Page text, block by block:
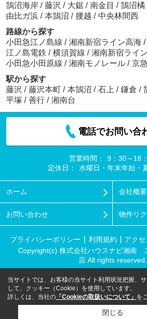
鵠沼海岸 / 藤沢 / 大鋸 / 南金目 / 鵠沼橘
由比ガ浜 / 本鵠沼 / 腰越 / 中央林間西
路線から探す
小田急江ノ島線 / 湘南新宿ライン高海 /
江ノ島電鉄 / 横須賀線 / 湘南新宿ライ
小田急小田原線 / 湘南モノレール / 京
駅から探す
藤沢 / 藤沢本町 / 本鵠沼 / 石上 / 鎌倉 /
平塚 / 善行 / 湘南台
電話でお問い合
営業時間：
9：30～18
定休日：
水曜日・年末年始・
ホーム 会社概要
お問い合わせ 物件リ
プライバシーポリシー 利用規約 アク
Copyright(c) 株式会社ハウスナビ湘南
店 All rights reserved.
当サイトでは、お客様の当サイト利用状況把握、
して、クッキー（Cookie）を使用しています。
詳しくは、当社の 「Cookieの取扱いについて」 を
閉じる